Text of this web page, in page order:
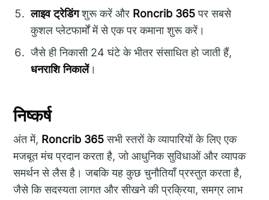
लाइव ट्रेडिंगशुरू करें और Roncrib 365पर सबसे
कुशल प्लेटफार्मों में से एक पर कमाना शुरू करें।
जैसे ही निकासी 24 घंटे के भीतर संसाधित हो जाती हैं,
धनराशि निकालें।
निष्कर्ष
अंत में, Roncrib 365सभी स्तरों के व्यापारियों के लिए एक
मजबूत मंच प्रदान करता है, जो आधुनिक सुविधाओं और व्यापक
समर्थन से लैस है। जबकि यह कुछ चुनौतियाँ प्रस्तुत करता है,
जैसे कि सदस्यता लागत और सीखने की प्रक्रिया, समग्र लाभ